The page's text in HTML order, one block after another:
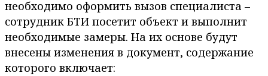
необходимо оформить вызов специалиста –
сотрудник БТИ посетит объект и выполнит
необходимые замеры. На их основе будут
внесены изменения в документ, содержание
которого включает: